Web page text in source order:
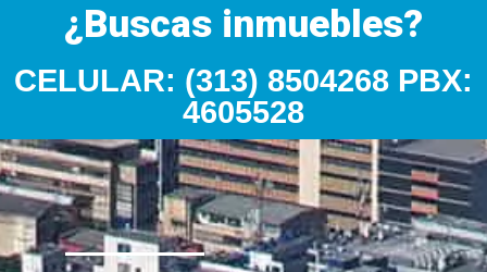
¿Buscas inmuebles?
CELULAR: (313) 8504268 PBX:
4605528